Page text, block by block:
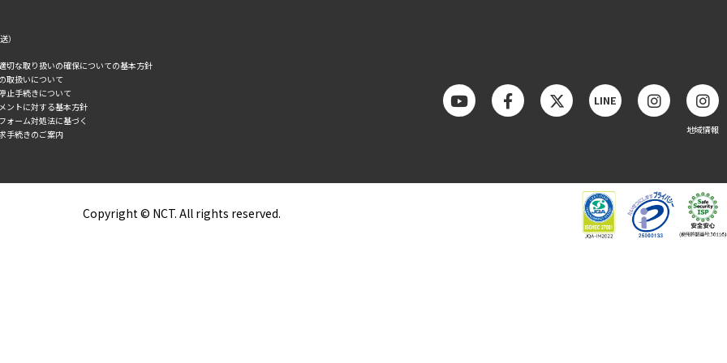
）
切な取り扱いの確保についての基本方針
取扱いについて
止手続きについて
ントに対する基本方針
ォーム対処法に基づく
手続きのご案内
LINE
地域情報
Copyright © NCT. All rights reserved.